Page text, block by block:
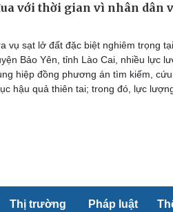
với thời gian vì nhân dân
vụ sạt lở đất đặc biệt nghiêm trọng
Bảo Yên, tỉnh Lào Cai, nhiều lực
hiệp đồng phương án tìm kiếm,
hậu quả thiên tai; trong đó, lực
Thị trường Pháp luật